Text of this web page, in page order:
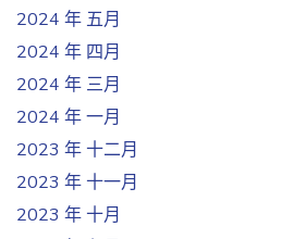
2024 年 五月
2024 年 四月
2024 年 三月
2024 年 一月
2023 年 十二月
2023 年 十一月
2023 年 十月